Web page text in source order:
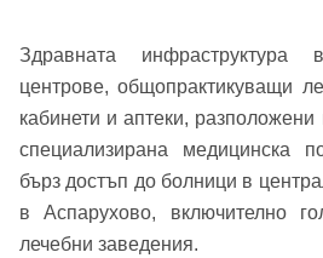
Добре дошъл!
Вход
Здравната инфраструктура
центрове, общопрактикуващи
кабинети и аптеки,
специализирана медицинска
бърз достъп до болници в
в Аспарухово, включително
лечебни заведения.
Име*